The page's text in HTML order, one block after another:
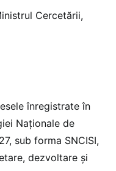
Cercetării,
înregistrate în
Naționale de
sub forma SNCISI,
dezvoltare și